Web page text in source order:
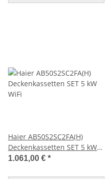
Haier AB50S2SC2FA(H)
Deckenkassetten SET 5 kW
WiFi
1.061,00 € *